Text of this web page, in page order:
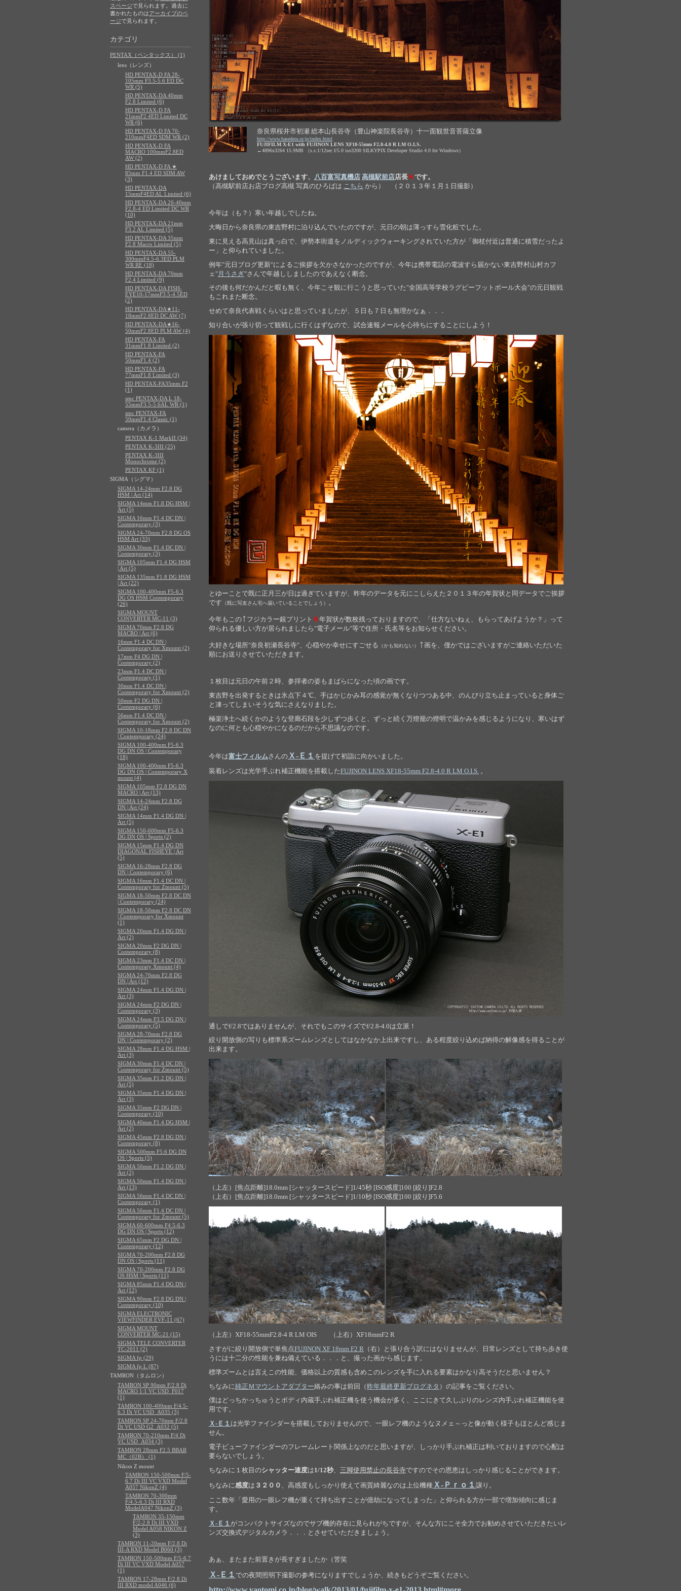
奈良県桜井市初瀬 総本山長谷寺（豊山神楽院長谷寺）十一面観世音菩薩立像
http://www.hasedera.or.jp/index.html
FUJIFILM X-E1 with FUJINON LENS XF18-55mm F2.8-4.0 R LM O.I.S.
←4896x3264 15.9MB （s.s.1/12sec f/5.0 iso3200 SILKYPIX Developer Studio 4.0 for Windows）
あけましておめでとうございます、 八百富写真機店 高槻駅前店店長 Ｋ です。
（高槻駅前店お店ブログ高槻 写真のひろばは こちら から） （２０１３年１月１日撮影）
今年は（も？）寒い年越しでしたね。
大晦日から奈良県の東吉野村に泊り込んでいたのですが、元日の朝は薄っすら雪化粧でした。
東に見える高見山は真っ白で、伊勢本街道をノルディックウォーキングされていた方が「御杖付近は普通に積雪だったよ
ー」と仰られていました。
例年"元日ブログ更新"によるご挨拶を欠かさなかったのですが、今年は携帯電話の電波すら届かない東吉野村山村カフ
ェ" 月うさぎ"さんで年越ししましたのであえなく断念。
その後も何だかんだと暇も無く、今年こそ観に行こうと思っていた"全国高等学校ラグビーフットボール大会"の元日観戦
もこれまた断念。
せめて奈良代表戦くらいはと思っていましたが、５日も７日も無理かなぁ．．．
知り合いが張り切って観戦しに行くはずなので、試合速報メールを心待ちにすることにしよう！
とゆーことで既に正月三が日は過ぎていますが、昨年のデータを元にこしらえた２０１３年の年賀状と同データでご挨拶
です （既に写友さん宅へ届いていることでしょう） 。
今年もこの↑ フジカラー銀プリント Ｋ年賀状が数枚残っておりますので、「仕方ないねぇ、もらってあげようか？」って
仰られる優しい方が居られましたら"電子メール"等で住所・氏名等をお知らせください。
大好きな場所"奈良初瀬長谷寺"、心穏やか幸せにすごせる （かも知れない） ↑画を、僅かではございますがご連絡いただいた
順にお送りさせていただきます。
１枚目は元日の午前２時、参拝者の姿もまばらになった頃の画です。
東吉野を出発するときは氷点下４℃、手はかじかみ耳の感覚が無くなりつつある中、のんびり立ち止まっていると身体ご
と凍ってしまいそうな気にさえなりました。
極楽浄土へ続くかのような登廊石段を少しずつ歩くと、ずっと続く万燈籠の燈明で温かみを感じるようになり、寒いはず
なのに何とも心穏やかになるのだから不思議なのです。
今年は富士フィルムさんの Ｘ-Ｅ１ を提げて初詣に向かいました。
装着レンズは光学手ぶれ補正機能を搭載したFUJINON LENS XF18-55mm F2.8-4.0 R LM O.I.S. 。
通しでf/2.8ではありませんが、それでもこのサイズでf/2.8-4.0は立派！
絞り開放側の写りも標準系ズームレンズとしてはなかなか上出来ですし、ある程度絞り込めば納得の解像感を得ることが
出来ます。
（上左）[焦点距離]18.0mm [シャッタースピード]1/45秒 [ISO感度]100 [絞り]F2.8
（上右）[焦点距離]18.0mm [シャッタースピード]1/10秒 [ISO感度]100 [絞り]F5.6
（上左）XF18-55mmF2.8-4 R LM OIS （上右）XF18mmF2 R
さすがに絞り開放側で単焦点FUJINON XF 18mm F2 R （右）と張り合う訳にはなりませんが、日常レンズとして持ち歩き使
うには十二分の性能を兼ね備えている．．．と、撮った画から感じます。
標準ズームとは言えこの性能、価格以上の質感も含めこのレンズを手に入れる要素はかなり高そうだと思いません？
ちなみに純正Ｍマウントアダプター絡みの事は前回（昨年最終更新ブログネタ ）の記事をご覧ください。
僕はどっちかっちゅうとボディ内蔵手ぶれ補正機を使う機会が多く、ここにきて久しぶりのレンズ内手ぶれ補正機能を使
用です。
Ｘ-Ｅ１ は光学ファインダーを搭載しておりませんので、一眼レフ機のようなヌメェ～っと像が動く様子もほとんど感じま
せん。
電子ビューファインダーのフレームレート関係上なのだと思いますが、しっかり手ぶれ補正は利いておりますので心配は
要らないでしょう。
ちなみに１枚目のシャッター速度は1/12秒、 三脚使用禁止の長谷寺ですのでその恩恵はしっかり感じることができます。
ちなみに感度は ３２００ 、高感度もしっかり使えて画質綺麗なのは上位機種 Ｘ-Ｐｒｏ１ 譲り。
ここ数年「愛用の一眼レフ機が重くて持ち出すことが億劫になってしまった」と仰られる方が一部で増加傾向に感じま
す。
Ｘ-Ｅ１ がコンパクトサイズなのでサブ機的存在に見られがちですが、そんな方にこそ全力でお勧めさせていただきたいレ
ンズ交換式デジタルカメラ．．．とさせていただきましょう。
あぁ、またまた前置きが長すぎましたか（苦笑
Ｘ-Ｅ１ での夜間照明下撮影の参考になりますでしょうか、続きもどうぞご覧ください。
スページで見られます。過去に
書かれたものはアーカイブのペ
ージで見られます。
カテゴリ
PENTAX（ペンタックス） (1)
lens（レンズ）
HD PENTAX-D FA 28-
105mm F3.5-5.6 ED DC
WR (5)
HD PENTAX-DA 40mm
F2.8 Limited (6)
HD PENTAX-D FA
21mmF2.4ED Limited DC
WR (6)
HD PENTAX-D FA 70-
210mmF4ED SDM WR (2)
HD PENTAX-D FA
MACRO 100mmF2.8ED
AW (2)
HD PENTAX-D FA ★
85mm F1.4 ED SDM AW
(3)
HD PENTAX-DA
15mmF4ED AL Limited (6)
HD PENTAX-DA 20-40mm
F2.8-4 ED Limited DC WR
(10)
HD PENTAX-DA 21mm
F3.2 AL Limited (5)
HD PENTAX-DA 35mm
F2.8 Macro Limited (5)
HD PENTAX-DA 55-
300mmF4.5-6.3ED PLM
WR RE (18)
HD PENTAX-DA 70mm
F2.4 Limited (9)
HD PENTAX-DA FISH-
EYE10-17mmF3.5-4.5ED
(2)
HD PENTAX-DA★11-
18mmF2.8ED DC AW (7)
HD PENTAX-DA★16-
50mmF2.8ED PLM AW (4)
HD PENTAX-FA
31mmF1.8 Limited (2)
HD PENTAX-FA
50mmF1.4 (2)
HD PENTAX-FA
77mmF1.8 Limited (3)
HD PENTAX-FA35mm F2
(1)
smc PENTAX-DA L 18-
55mmF3.5-5.6AL WR (1)
smc PENTAX-FA
50mmF1.4 Classic (1)
camera（カメラ）
PENTAX K-1 MarkII (34)
PENTAX K-3III (25)
PENTAX K-3III
Monochrome (2)
PENTAX KF (1)
SIGMA（シグマ）
SIGMA 14-24mm F2.8 DG
HSM | Art (14)
SIGMA 14mm F1.8 DG HSM |
Art (5)
SIGMA 16mm F1.4 DC DN |
Contemporary (3)
SIGMA 24-70mm F2.8 DG OS
HSM Art (33)
SIGMA 30mm F1.4 DC DN |
Contemporary (3)
SIGMA 105mm F1.4 DG HSM
| Art (5)
SIGMA 135mm F1.8 DG HSM
| Art (22)
SIGMA 100-400mm F5-6.3
DG OS HSM Contemporary
(26)
SIGMA MOUNT
CONVERTER MC-11 (3)
SIGMA 70mm F2.8 DG
MACRO | Art (6)
16mm F1.4 DC DN |
Contemporary for Xmount (2)
17mm F4 DG DN |
Contemporary (2)
23mm F1.4 DC DN |
Contemporary (1)
30mm F1.4 DC DN |
Contemporary for Xmount (2)
50mm F2 DG DN |
Contemporary (6)
56mm F1.4 DC DN |
Contemporary for Xmount (2)
SIGMA 10-18mm F2.8 DC DN
| Contemporary (24)
SIGMA 100-400mm F5-6.3
DG DN OS | Contemporary
(18)
SIGMA 100-400mm F5-6.3
DG DN OS | Contemporary X
mount (4)
SIGMA 105mm F2.8 DG DN
MACRO | Art (13)
SIGMA 14-24mm F2.8 DG
DN | Art (24)
SIGMA 14mm F1.4 DG DN |
Art (5)
SIGMA 150-600mm F5-6.3
DG DN OS | Sports (2)
SIGMA 15mm F1.4 DG DN
DIAGONAL FISHEYE | Art
(5)
SIGMA 16-28mm F2.8 DG
DN | Contemporary (6)
SIGMA 16mm F1.4 DC DN |
Contemporary for Zmount (5)
SIGMA 18-50mm F2.8 DC DN
| Contemporary (24)
SIGMA 18-50mm F2.8 DC DN
| Contemporary for Xmount
(1)
SIGMA 20mm F1.4 DG DN |
Art (2)
SIGMA 20mm F2 DG DN |
Contemporary (8)
SIGMA 23mm F1.4 DC DN |
Contemporary Xmount (4)
SIGMA 24-70mm F2.8 DG
DN | Art (12)
SIGMA 24mm F1.4 DG DN |
Art (3)
SIGMA 24mm F2 DG DN |
Contemporary (3)
SIGMA 24mm F3.5 DG DN |
Contemporary (5)
SIGMA 28-70mm F2.8 DG
DN | Contemporary (2)
SIGMA 28mm F1.4 DG HSM |
Art (3)
SIGMA 30mm F1.4 DC DN |
Contemporary for Zmount (5)
SIGMA 35mm F1.2 DG DN |
Art (5)
SIGMA 35mm F1.4 DG DN |
Art (3)
SIGMA 35mm F2 DG DN |
Contemporary (10)
SIGMA 40mm F1.4 DG HSM |
Art (2)
SIGMA 45mm F2.8 DG DN |
Contemporary (8)
SIGMA 500mm F5.6 DG DN
OS | Sports (5)
SIGMA 50mm F1.2 DG DN |
Art (2)
SIGMA 50mm F1.4 DG DN |
Art (13)
SIGMA 56mm F1.4 DC DN |
Contemporary (1)
SIGMA 56mm F1.4 DC DN |
Contemporary for Zmount (5)
SIGMA 60-600mm F4.5-6.3
DG DN OS | Sports (12)
SIGMA 65mm F2 DG DN |
Contemporary (12)
SIGMA 70-200mm F2.8 DG
DN OS | Sports (11)
SIGMA 70-200mm F2.8 DG
OS HSM | Sports (11)
SIGMA 85mm F1.4 DG DN |
Art (12)
SIGMA 90mm F2.8 DG DN |
Contemporary (10)
SIGMA ELECTRONIC
VIEWFINDER EVF-11 (67)
SIGMA MOUNT
CONVERTER MC-21 (15)
SIGMA TELE CONVERTER
TC-2011 (2)
SIGMA fp (29)
SIGMA fp L (87)
TAMRON（タムロン）
TAMRON SP 90mm F/2.8 Di
MACRO 1:1 VC USD_F017
(1)
TAMRON 100-400mm F/4.5-
6.3 Di VC USD_A035 (3)
TAMRON SP 24-70mm F/2.8
Di VC USD G2_A032 (5)
TAMRON 70-210mm F/4 Di
VC USD_A034 (3)
TAMRON 28mm F2.5 BBAR
MC（02B） (1)
Nikon Z mount
TAMRON 150-500mm F/5-
6.7 Di III VC VXD Model
A057 NikonZ (4)
TAMRON 70-300mm
F/4.5-6.3 Di III RXD
ModelA047 NikonZ (3)
TAMRON 35-150mm
F/2-2.8 Di III VXD
Model A058 NIKON Z
(3)
TAMRON 11-20mm F/2.8 Di
III-A RXD Model B060 (3)
TAMRON 150-500mm F/5-6.7
Di III VC VXD Model A057
(1)
TAMRON 17-28mm F/2.8 Di
III RXD model A046 (6)